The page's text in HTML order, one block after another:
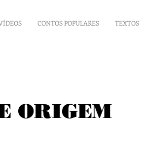
CONTOS POPULARES TEXTOS
ORIGEM